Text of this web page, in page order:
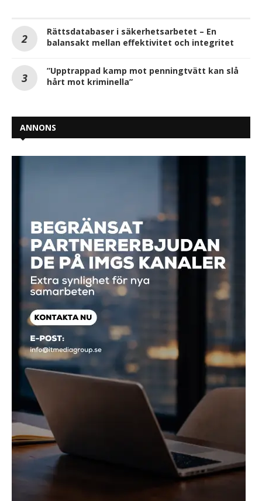
Rättsdatabaser i säkerhetsarbetet – En
balansakt mellan effektivitet och integritet
”Upptrappad kamp mot penningtvätt kan slå
hårt mot kriminella”
ANNONS